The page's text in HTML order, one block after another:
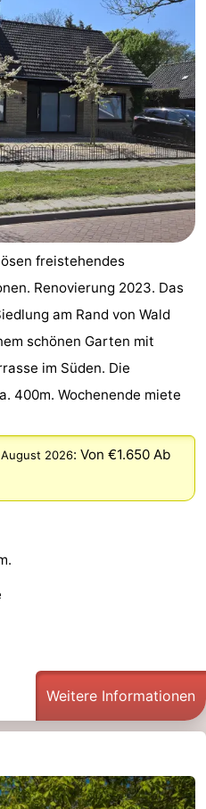
freistehendes
Renovierung 2023. Das
am Rand von Wald
schönen Garten mit
im Süden. Die
400m. Wochenende miete
2026: Von €1.650 Ab
Weitere Informationen